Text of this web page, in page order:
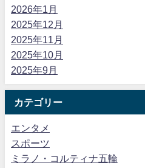
2026年1月
2025年12月
2025年11月
2025年10月
2025年9月
カテゴリー
エンタメ
スポーツ
ミラノ・コルティナ五輪